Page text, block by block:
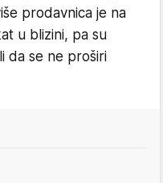
prodavnica je na
u blizini, pa su
da se ne proširi